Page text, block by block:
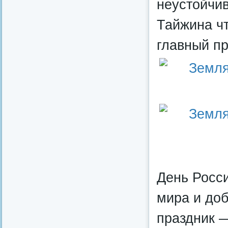
Тайжина
главный
День
мира и
праздник